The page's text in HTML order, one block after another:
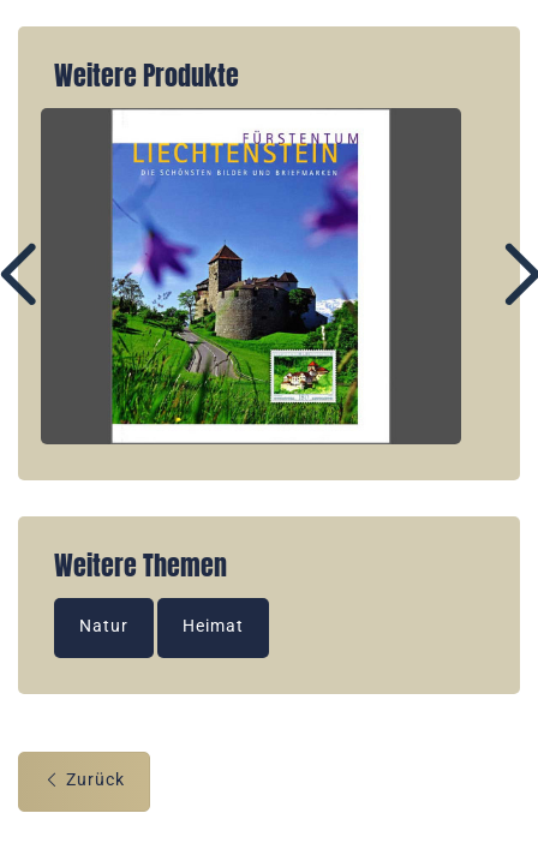
Weitere Produkte
Weitere Themen
Natur Heimat
Zurück